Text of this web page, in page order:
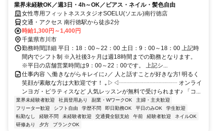
業界未経験OK／週3日・4h～OK／ビアス・ネイル・髪色自由
女性専用フィットネススタジオSOELU(ソエル)南行徳店
交通・アクセス 南行徳駅から徒歩2分
時給1,300円～1,400円
千葉県市川市
勤務時間詳細 平日：18：00～22：00 土日：9：00～18：00 上記時
間内でシフト制 ※入社後3ヶ月は週18時間までの勤務となります。
※平日の店舗営業時間は9：00～22：00です。 上記シ...
仕事内容 ＼働きながらキレイに♪／ 人と話すことが好きな方! 明るく
笑顔が素敵な方は大歓迎です！ ｡▷◁┈┈┈┈┈┈┈┈┈┈ オンライ
ンヨガ・ピラティスなど 人気レッスンが無料で受けられます♪ 「コ...
業界未経験者歓迎 社員登用あり 副業・WワークOK
主婦・主夫歓迎
フリーター歓迎
シフト自由 学歴不問 即日勤務OK 平日のみOK
学生歓迎
転勤なし
経験不問 未経験者歓迎 交通費全額支給 午前 経験者歓迎
ネイルOK
研修あり
夕方 ブランクOK